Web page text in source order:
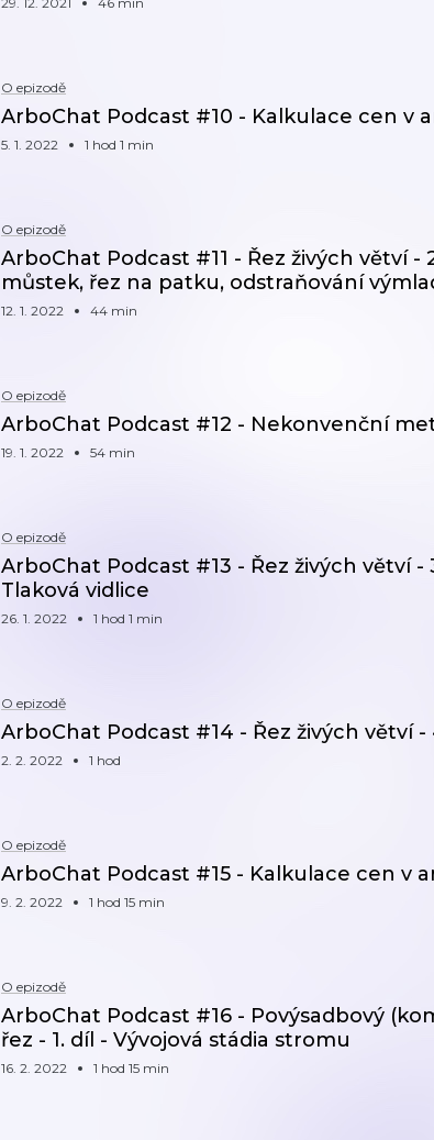
O epizodě
ArboChat Podcast #10 - Kalkulace cen v
5. 1. 2022 1 hod 1 min
O epizodě
ArboChat Podcast #11 - Řez živých větví -
můstek, řez na patku, odstraňování
12. 1. 2022 44 min
O epizodě
ArboChat Podcast #12 - Nekonvenční
19. 1. 2022 54 min
O epizodě
ArboChat Podcast #13 - Řez živých větví -
Tlaková vidlice
26. 1. 2022 1 hod 1 min
O epizodě
ArboChat Podcast #14 - Řez živých větví
2. 2. 2022 1 hod
O epizodě
ArboChat Podcast #15 - Kalkulace cen v
9. 2. 2022 1 hod 15 min
O epizodě
ArboChat Podcast #16 - Povýsadbový
řez - 1. díl - Vývojová stádia stromu
16. 2. 2022 1 hod 15 min